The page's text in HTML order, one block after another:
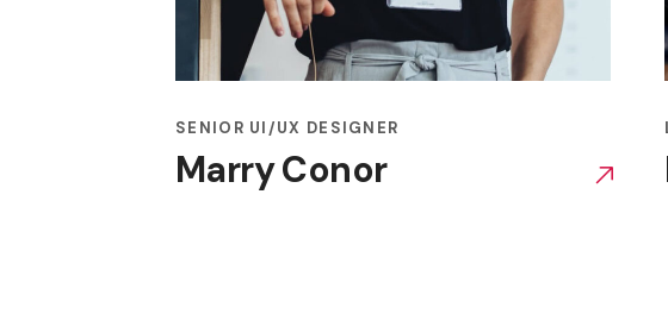
SENIOR UI/UX DESIGNER
Marry Conor